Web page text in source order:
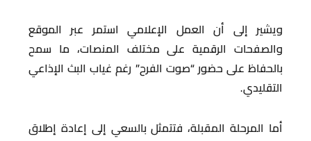
ويشير إلى أن العمل الإعلامي استمر عبر الموقع
والصفحات الرقمية على مختلف المنصات، ما سمح
بالحفاظ على حضور “صوت الفرح” رغم غياب البث الإذاعي
التقليدي.
أما المرحلة المقبلة، فتتمثل بالسعي إلى إعادة إطلاق